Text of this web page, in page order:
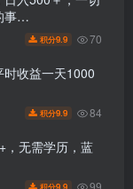
事…
积分9.9 70
收益一天1000
积分9.9 84
，无需学历，蓝
积分9.9 99